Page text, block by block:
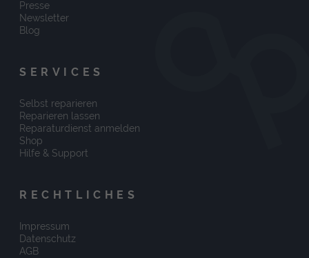
Presse
Newsletter
Blog
SERVICES
Selbst reparieren
Reparieren lassen
Reparaturdienst anmelden
Shop
Hilfe & Support
RECHTLICHES
Impressum
Datenschutz
AGB